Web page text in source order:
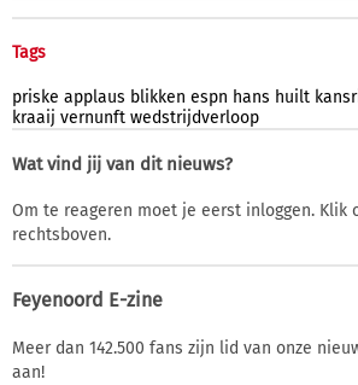
Tags
priske applaus blikken espn hans huilt
kraaij vernunft wedstrijdverloop
Wat vind jij van dit nieuws?
Om te reageren moet je eerst inloggen. Klik
rechtsboven.
Feyenoord E-zine
Meer dan 142.500 fans zijn lid van onze
aan!